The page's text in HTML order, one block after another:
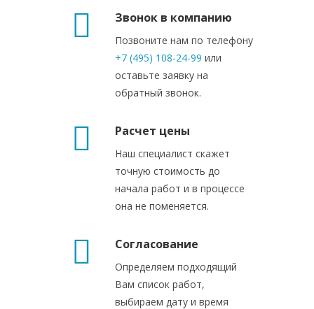
Звонок в компанию
Позвоните нам по телефону
+7 (495) 108-24-99 или
оставьте заявку на
обратный звонок.
Расчет цены
Наш специалист скажет
точную стоимость до
начала работ и в процессе
она не поменяется.
Согласование
Определяем подходящий
Вам список работ,
выбираем дату и время